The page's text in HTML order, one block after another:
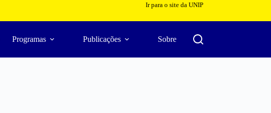
Ir para o site da UNIP
Programas Publicações Sobre